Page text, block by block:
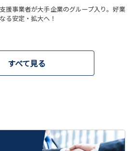
援事業者が大手企業のグループ入り。好業
る安定・拡大へ！
すべて見る